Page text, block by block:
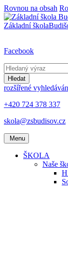
Rovnou na obsah
Základní škola
Facebook
Hledat
rozšířené
+420 724 378 337
skola@zsbudisov.cz
Menu
ŠKOLA
Naše